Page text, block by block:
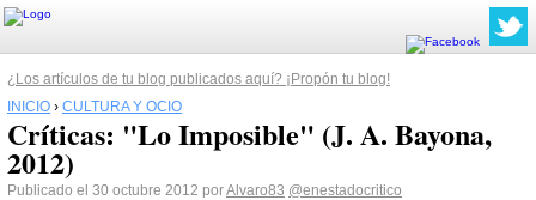
¿Los artículos de tu blog publicados aquí? ¡Propón tu blog!
INICIO › CULTURA Y OCIO
Críticas: "Lo Imposible" (J. A. Bayona,
2012)
Publicado el 30 octubre 2012 porAlvaro83 @enestadocritico